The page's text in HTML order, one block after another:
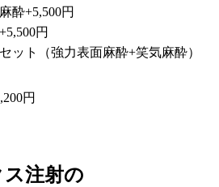
酔+5,500円
+5,500円
ット（強力表面麻酔+笑気麻酔）
円
注射の